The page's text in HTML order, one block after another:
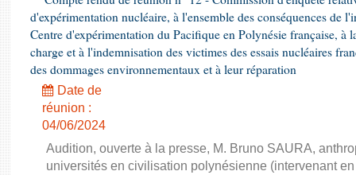
d'expérimentation nucléaire, à l'ensemble des conséquences de
Centre d'expérimentation du Pacifique en Polynésie française, à
charge et à l'indemnisation des victimes des essais nucléaires
des dommages environnementaux et à leur réparation
Date de
réunion :
04/06/2024
Audition, ouverte à la presse, M. Bruno SAURA,
universités en civilisation polynésienne (intervenant